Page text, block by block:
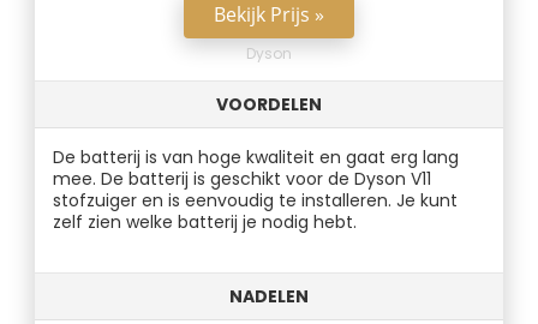
Bekijk Prijs »
Dyson
VOORDELEN
De batterij is van hoge kwaliteit en gaat erg lang
mee. De batterij is geschikt voor de Dyson V11
stofzuiger en is eenvoudig te installeren. Je kunt
zelf zien welke batterij je nodig hebt.
NADELEN